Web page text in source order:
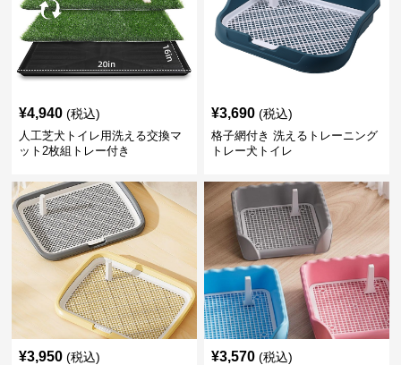
¥4,940 (税込)
人工芝犬トイレ用洗える交換マ
ット2枚組トレー付き
¥3,690 (税込)
格子網付き 洗えるトレーニング
トレー犬トイレ
¥3,950 (税込) ¥3,570 (税込)